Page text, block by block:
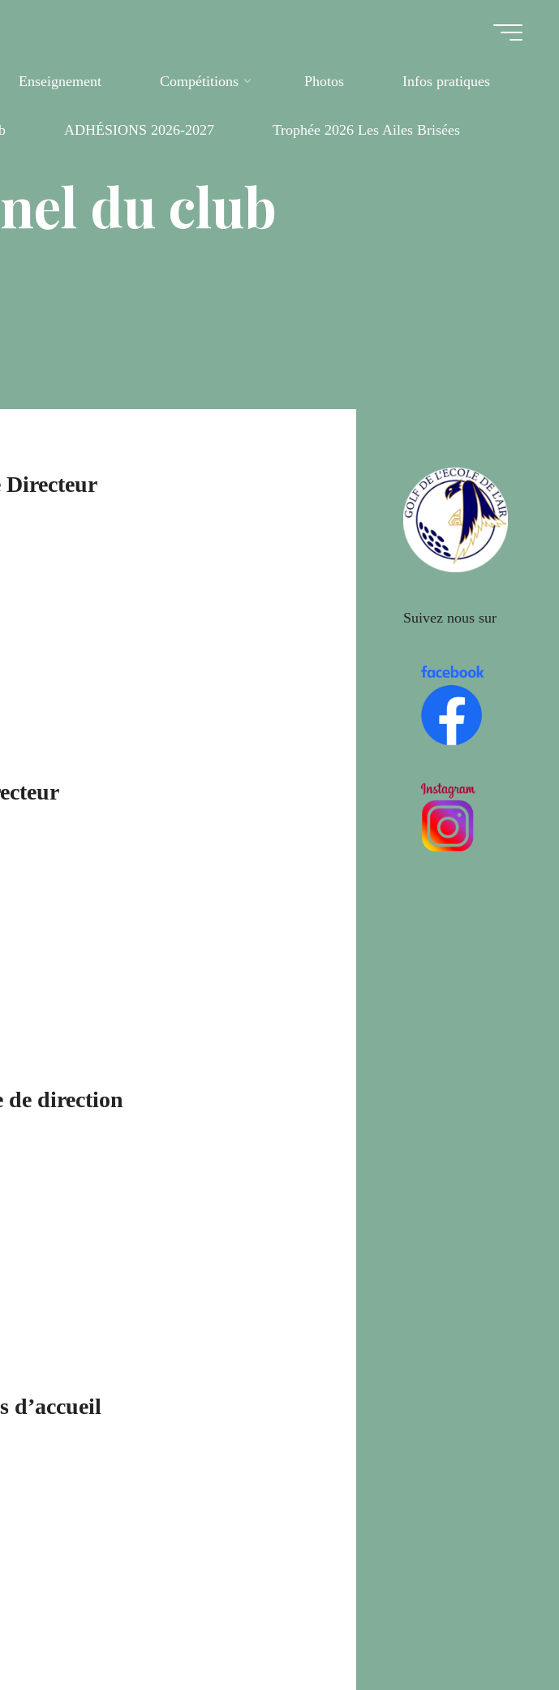
Enseignement Compétitions Photos Infos pratiques
ADHÉSIONS 2026-2027 Trophée 2026 Les Ailes Brisées
du club
Directeur
de direction
d’accueil
Suivez nous sur